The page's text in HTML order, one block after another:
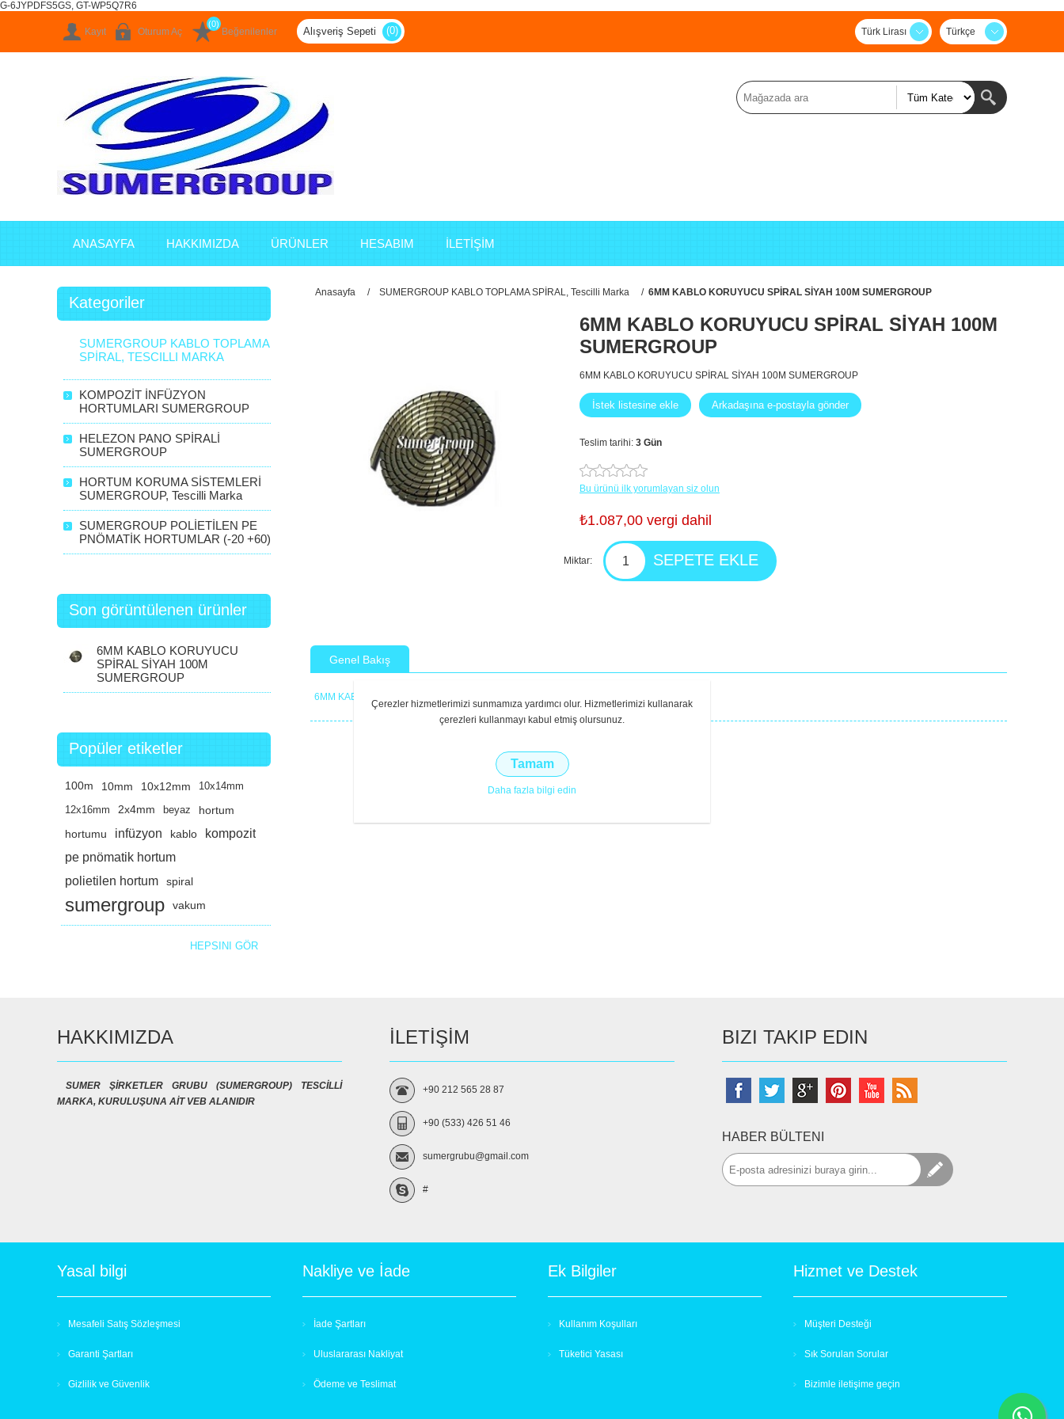
G-6JYPDFS5GS, GT-WP5Q7R6
Kayıt Oturum Aç Beğenilenler
(0)
Alışveriş Sepeti (0) Türk Lirası Türkçe
ANASAYFA HAKKIMIZDA ÜRÜNLER HESABIM İLETİŞİM
Anasayfa / SUMERGROUP KABLO TOPLAMA SPİRAL, Tescilli Marka / 6MM KABLO KORUYUCU SPİRAL SİYAH 100M SUMERGROUP
6MM KABLO KORUYUCU SPİRAL SİYAH 100M
SUMERGROUP
6MM KABLO KORUYUCU SPİRAL SİYAH 100M SUMERGROUP
Teslim tarihi: 3 Gün
Bu ürünü ilk yorumlayan siz olun
₺1.087,00 vergi dahil
Miktar:
Genel Bakış
6MM KABLO KORUYUCU SPİRAL SİYAH 100M SUMERGROUP
Kategoriler
SUMERGROUP KABLO TOPLAMA
SPİRAL, TESCILLI MARKA
KOMPOZİT İNFÜZYON
HORTUMLARI SUMERGROUP
HELEZON PANO SPİRALİ
SUMERGROUP
HORTUM KORUMA SİSTEMLERİ
SUMERGROUP, Tescilli Marka
SUMERGROUP POLİETİLEN PE
PNÖMATİK HORTUMLAR (-20 +60)
Son görüntülenen ürünler
6MM KABLO KORUYUCU
SPİRAL SİYAH 100M
SUMERGROUP
Popüler etiketler
100m 10mm 10x12mm
10x14mm
12x16mm
2x4mm beyaz
hortum
hortumu
infüzyon kablo
kompozit
pe pnömatik hortum
polietilen hortum
spiral
sumergroup vakum
HEPSINI GÖR
HAKKIMIZDA
SUMER ŞİRKETLER GRUBU (SUMERGROUP) TESCİLLİ
MARKA, KURULUŞUNA AİT VEB ALANIDIR
İLETİŞİM
+90 212 565 28 87
+90 (533) 426 51 46
sumergrubu@gmail.com
#
BIZI TAKIP EDIN
HABER BÜLTENI
Yasal bilgi
Mesafeli Satış Sözleşmesi
Garanti Şartları
Gizlilik ve Güvenlik
Nakliye ve İade
İade Şartları
Uluslararası Nakliyat
Ödeme ve Teslimat
Ek Bilgiler
Kullanım Koşulları
Tüketici Yasası
Hizmet ve Destek
Müşteri Desteği
Sık Sorulan Sorular
Bizimle iletişime geçin
Çerezler hizmetlerimizi sunmamıza yardımcı olur. Hizmetlerimizi kullanarak
çerezleri kullanmayı kabul etmiş olursunuz.
Tamam
Daha fazla bilgi edin